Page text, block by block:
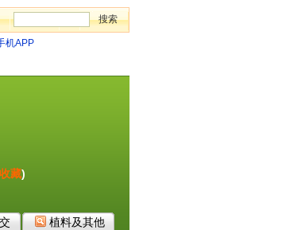
机APP
收藏)
植料及其他